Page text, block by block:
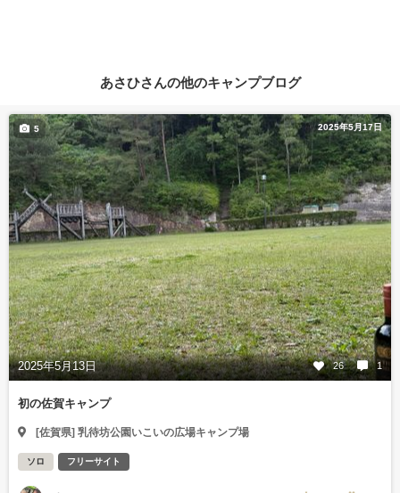
あさひさんの他のキャンプブログ
2025年5月17日
2025年5月13日 26 1
5
初の佐賀キャンプ
[佐賀県] 乳待坊公園いこいの広場キャンプ場
ソロ フリーサイト